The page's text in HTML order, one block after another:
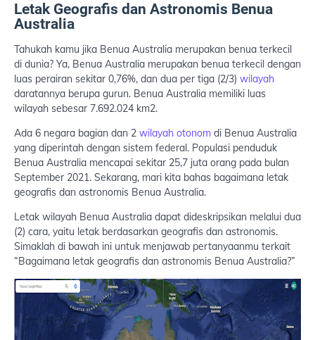
Letak Geografis dan Astronomis Benua
Australia
Tahukah kamu jika Benua Australia merupakan benua terkecil
di dunia? Ya, Benua Australia merupakan benua terkecil dengan
luas perairan sekitar 0,76%, dan dua per tiga (2/3) wilayah
daratannya berupa gurun. Benua Australia memiliki luas
wilayah sebesar 7.692.024 km2.
Ada 6 negara bagian dan 2 wilayah otonom di Benua Australia
yang diperintah dengan sistem federal. Populasi penduduk
Benua Australia mencapai sekitar 25,7 juta orang pada bulan
September 2021. Sekarang, mari kita bahas bagaimana letak
geografis dan astronomis Benua Australia.
Letak wilayah Benua Australia dapat dideskripsikan melalui dua
(2) cara, yaitu letak berdasarkan geografis dan astronomis.
Simaklah di bawah ini untuk menjawab pertanyaanmu terkait
“Bagaimana letak geografis dan astronomis Benua Australia?”